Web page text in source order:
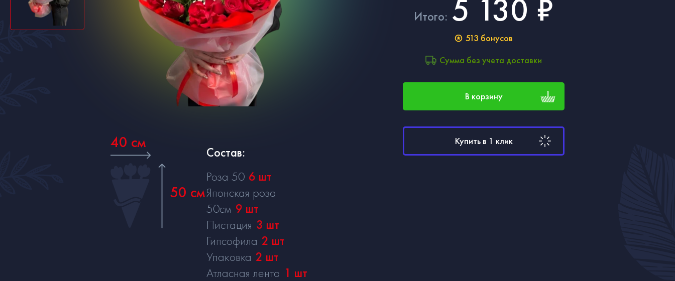
Итого: 5 130 ₽
513 бонусов
Сумма без учета доставки
В корзину
Купить в 1 клик
40 см
50 см
Состав:
Роза 50 6 шт
Японская роза
50см 9 шт
Пистация 3 шт
Гипсофила 2 шт
Упаковка 2 шт
Атласная лента 1 шт